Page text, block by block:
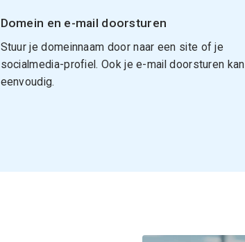
Domein en e-mail doorsturen
Stuur je domeinnaam door naar een site of je
socialmedia-profiel. Ook je e-mail doorsturen kan
eenvoudig.